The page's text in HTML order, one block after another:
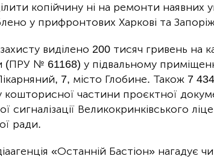
копійчину ні на ремонти наявних
у прифронтових Харкові та
виділено 200 тисяч гривень на
(ПРУ № 61168) у підвальному
7, місто Глобине. Також 7
кошторисної частини проєктної
сигналізації Великокринківського
ради.
«Останній Бастіон» нагадує